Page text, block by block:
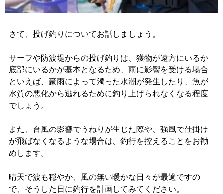
さて、投げ釣りについてお話しましょう。
サーフや防波堤からの投げ釣りは、獲物が遠方にいるか
底部にいるかが基本となるため、雨に影響を受ける場合
といえば、豪雨によって濁った水潮が発生したり、魚が
水質の悪化から逃れるために釣り上げられなくなる程度
でしょう。
また、台風の影響でうねりが生じた際や、強風で仕掛け
が飛ばなくなるような場合は、釣行を控えることをお勧
めします。
晴天で波も穏やか、風の無い暖かな日々が最適ですの
で、そうした日に釣行を計画してみてください。